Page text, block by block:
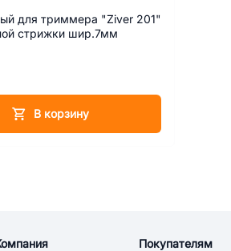
для триммера "Ziver 201"
стрижки шир.7мм
В корзину
Покупателям